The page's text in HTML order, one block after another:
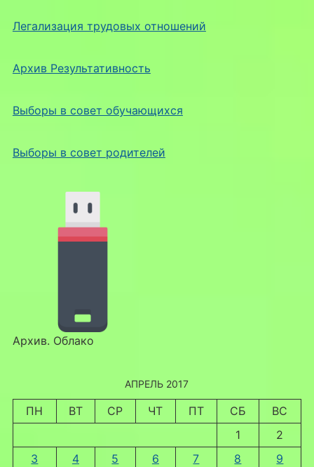
Легализация трудовых отношений
Архив Результативность
Выборы в совет обучающихся
Выборы в совет родителей
Архив. Облако
АПРЕЛЬ 2017
ПН ВТ СР ЧТ ПТ СБ
ВС
1
2
3
4 5 6 7 8 9